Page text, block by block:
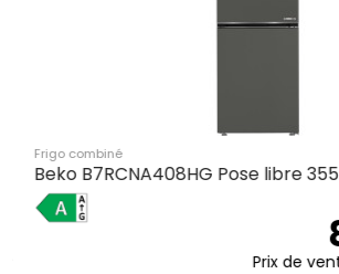
Frigo combiné
Beko B7RCNA408HG Pose libre 355
A
Prix de